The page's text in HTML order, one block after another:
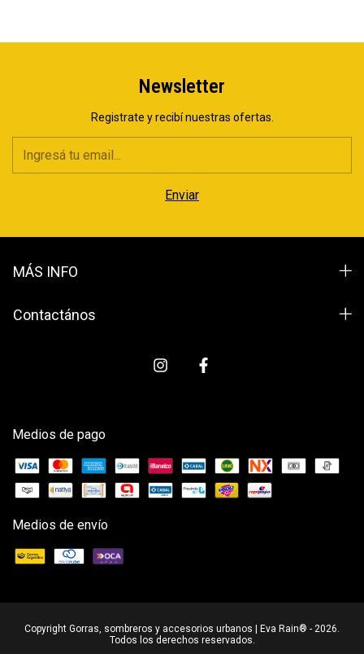
Newsletter
Registrate y recibí nuestras ofertas.
MÁS INFO
Contactános
Medios de pago
Medios de envío
Copyright Gorras, sombreros y accesorios urbanos | Eva Rain® - 2026.
Todos los derechos reservados.